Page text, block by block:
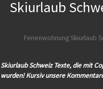
Skiurlaub
Ferienwohnung Skiurlaub
Skiurlaub Schweiz Texte, die mit
wurden! Kursiv unsere